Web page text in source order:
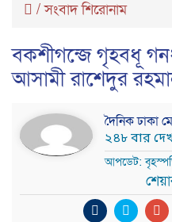
/সংবাদ শিরোনাম
বকশীগন্জে গৃহবধূ
আসামী রাশেদুর
দৈনিক ঢাকা
২৪৮ বার
আপডেট: